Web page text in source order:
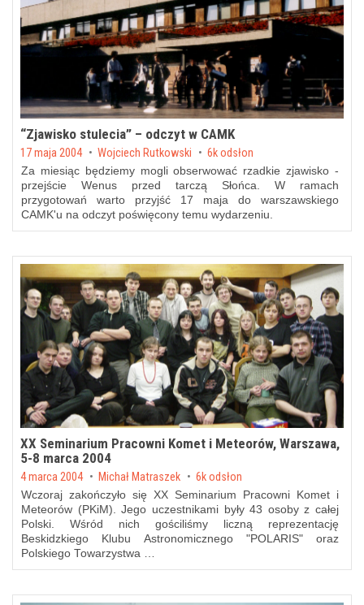
“Zjawisko stulecia” – odczyt w CAMK
Posted on
17 maja 2004 byWojciech Rutkowski 6k odsłon
Za miesiąc będziemy mogli obserwować rzadkie zjawisko -
przejście Wenus przed tarczą Słońca. W ramach
przygotowań warto przyjść 17 maja do warszawskiego
CAMK'u na odczyt poświęcony temu wydarzeniu.
XX Seminarium Pracowni Komet i Meteorów, Warszawa,
5-8 marca 2004
Posted on
4 marca 2004 by Michał Matraszek 6k odsłon
Wczoraj zakończyło się XX Seminarium Pracowni Komet i
Meteorów (PKiM). Jego uczestnikami były 43 osoby z całej
Polski. Wśród nich gościliśmy liczną reprezentację
Beskidzkiego Klubu Astronomicznego "POLARIS" oraz
Polskiego Towarzystwa …